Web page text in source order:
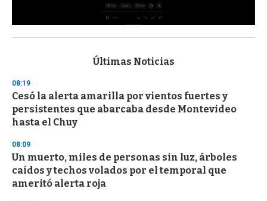
s
d
s
o
f
3
s
e
c
o
n
Últimas Noticias
08:19
Cesó la alerta amarilla por vientos fuertes y
persistentes que abarcaba desde Montevideo
hasta el Chuy
08:09
Un muerto, miles de personas sin luz, árboles
caídos y techos volados por el temporal que
ameritó alerta roja